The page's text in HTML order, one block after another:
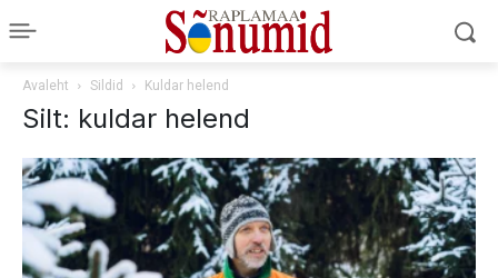
Avaleht Sildid Kuldar helend
Silt: kuldar helend